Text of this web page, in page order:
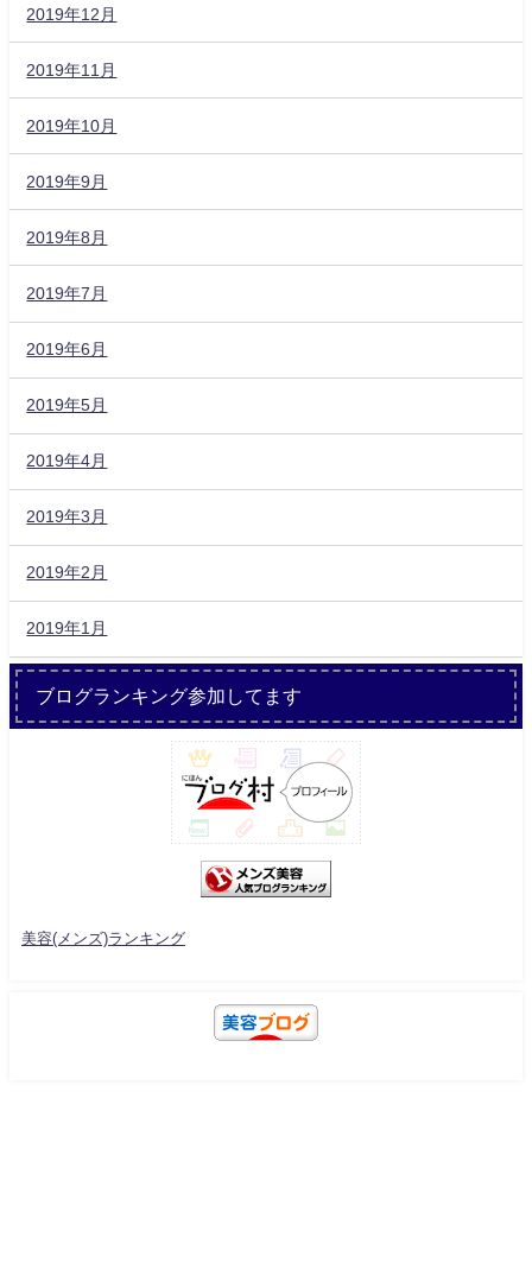
2019年12月
2019年11月
2019年10月
2019年9月
2019年8月
2019年7月
2019年6月
2019年5月
2019年4月
2019年3月
2019年2月
2019年1月
ブログランキング参加してます
美容(メンズ)ランキング